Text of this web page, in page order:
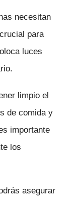
necesitan
para
luces
limpio el
de comida y
importante
los
asegurar